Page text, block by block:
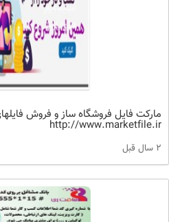
مارکت فایل فروشگاه ساز و فروش
http://www.marketfile.ir
2 سال قبل